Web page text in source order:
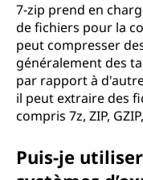
7-zip prend en
de fichiers pour la
peut compresser
généralement des
par rapport à
il peut extraire des
compris 7z, ZIP,
Puis-je